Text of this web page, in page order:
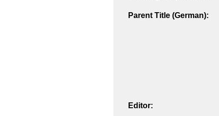
Parent Title (German):
Editor: